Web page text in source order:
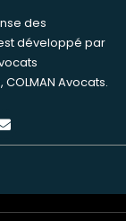
des
développé par
Avocats.
informer,
les
sur